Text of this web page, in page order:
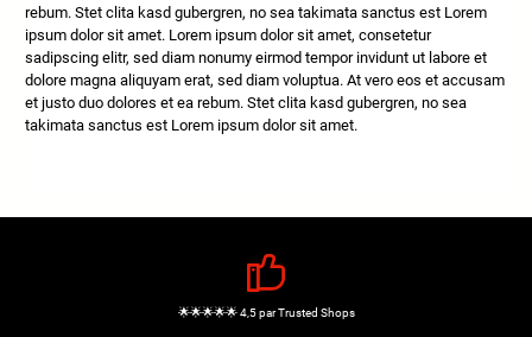
rebum. Stet clita kasd gubergren, no sea takimata sanctus est Lorem
ipsum dolor sit amet. Lorem ipsum dolor sit amet, consetetur
sadipscing elitr, sed diam nonumy eirmod tempor invidunt ut labore et
dolore magna aliquyam erat, sed diam voluptua. At vero eos et accusam
et justo duo dolores et ea rebum. Stet clita kasd gubergren, no sea
takimata sanctus est Lorem ipsum dolor sit amet.
🌟🌟🌟🌟🌟 4,5 par Trusted Shops